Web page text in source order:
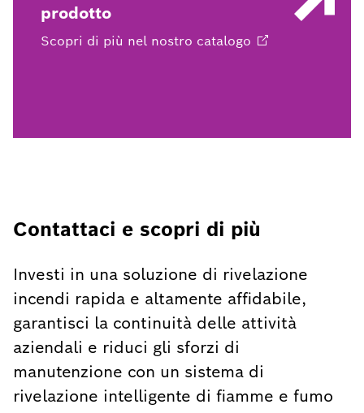
prodotto
Scopri di più nel nostro catalogo
Contattaci e scopri di più
Investi in una soluzione di rivelazione
incendi rapida e altamente affidabile,
garantisci la continuità delle attività
aziendali e riduci gli sforzi di
manutenzione con un sistema di
rivelazione intelligente di fiamme e fumo